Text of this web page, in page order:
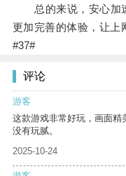
总的来说，安心加速
更加完善的体验，让上
#37#
评论
游客
这款游戏非常好玩，画面精
没有玩腻。
2025-10-24